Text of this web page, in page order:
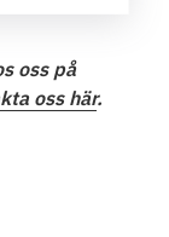
oss på
oss här.